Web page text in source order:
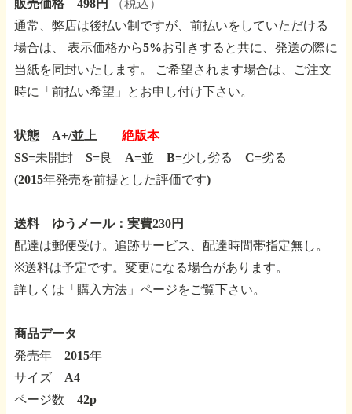
販売価格 498円
（税込）
通常、弊店は後払い制ですが、前払いをしていただける
場合は、
表示価格から5%お引きすると共に、発送の際に
当紙を同封いたします。
ご希望されます場合は、ご注文
時に「前払い希望」とお申し付け下さい。
状態 A+/並上
絶版本
SS=未開封 S=良 A=並 B=少し劣る C=劣る
(2015年発売を前提とした評価です)
送料 ゆうメール：実費230円
配達は郵便受け。追跡サービス、配達時間帯指定無し。
※送料は予定です。変更になる場合があります。
詳しくは「購入方法」ページをご覧下さい。
商品データ
発売年 2015年
サイズ A4
ページ数 42p